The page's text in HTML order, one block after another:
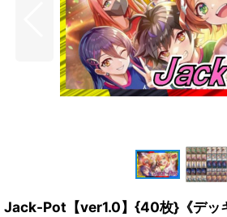
Jack-Pot【ver1.0】{40枚}《デッ